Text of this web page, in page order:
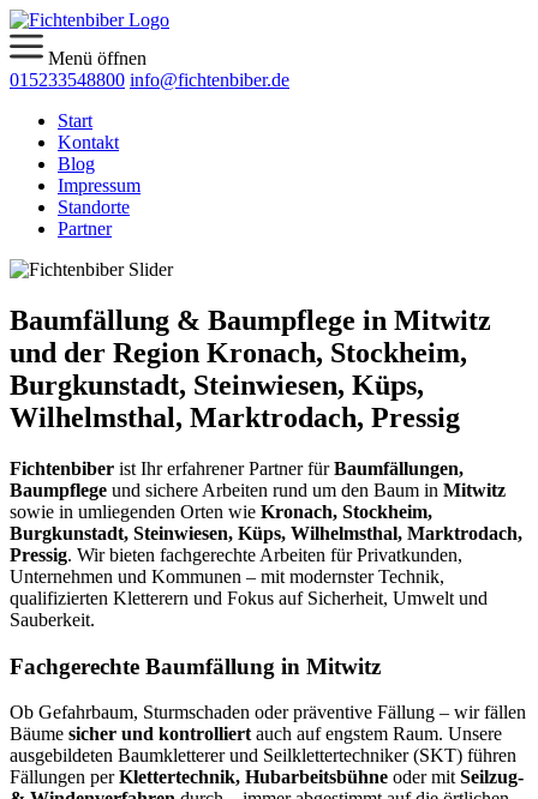
Menü öffnen
015233548800 info@fichtenbiber.de
Start
Kontakt
Blog
Impressum
Standorte
Partner
Baumfällung & Baumpflege in Mitwitz
und der Region Kronach, Stockheim,
Burgkunstadt, Steinwiesen, Küps,
Wilhelmsthal, Marktrodach, Pressig
Fichtenbiber ist Ihr erfahrener Partner fürBaumfällungen,
Baumpflege und sichere Arbeiten rund um den Baum in Mitwitz
sowie in umliegenden Orten wie Kronach, Stockheim,
Burgkunstadt, Steinwiesen, Küps, Wilhelmsthal, Marktrodach,
Pressig. Wir bieten fachgerechte Arbeiten für Privatkunden,
Unternehmen und Kommunen – mit modernster Technik,
qualifizierten Kletterern und Fokus auf Sicherheit, Umwelt und
Sauberkeit.
Fachgerechte Baumfällung in Mitwitz
Ob Gefahrbaum, Sturmschaden oder präventive Fällung – wir fällen
Bäume sicher und kontrolliert auch auf engstem Raum. Unsere
ausgebildeten Baumkletterer und Seilklettertechniker (SKT) führen
Fällungen perKlettertechnik, Hubarbeitsbühne oder mit Seilzug-